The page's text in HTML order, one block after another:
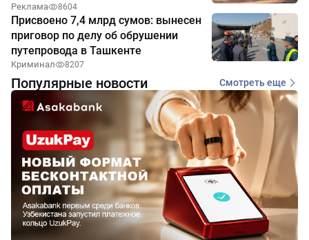
Реклама 8604
Присвоено 7,4 млрд сумов: вынесен
приговор по делу об обрушении
путепровода в Ташкенте
Криминал 8207
Популярные новости Смотреть еще